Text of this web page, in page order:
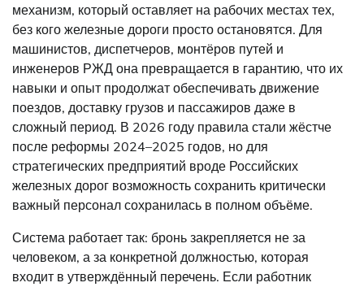
механизм, который оставляет на рабочих местах тех,
без кого железные дороги просто остановятся. Для
машинистов, диспетчеров, монтёров путей и
инженеров РЖД она превращается в гарантию, что их
навыки и опыт продолжат обеспечивать движение
поездов, доставку грузов и пассажиров даже в
сложный период. В 2026 году правила стали жёстче
после реформы 2024–2025 годов, но для
стратегических предприятий вроде Российских
железных дорог возможность сохранить критически
важный персонал сохранилась в полном объёме.
Система работает так: бронь закрепляется не за
человеком, а за конкретной должностью, которая
входит в утверждённый перечень. Если работник